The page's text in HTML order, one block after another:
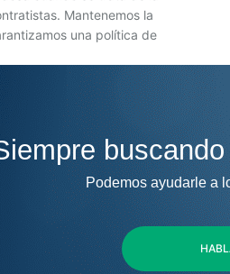
Mantenemos la
una política de
Podemos ayudarle a